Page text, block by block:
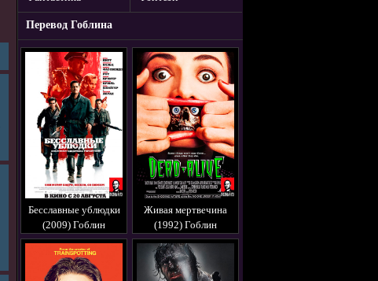
Перевод Гоблина
Бесславные ублюдки
(2009) Гоблин
Живая мертвечина
(1992) Гоблин